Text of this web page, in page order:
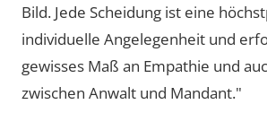
Bild. Jede Scheidung ist eine
individuelle Angelegenheit und
gewisses Maß an Empathie und
zwischen Anwalt und Mandant."